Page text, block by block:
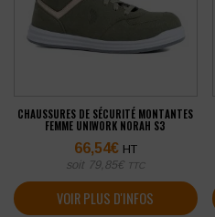
CHAUSSURES DE SÉCURITÉ MONTANTES
FEMME UNIWORK NORAH S3
66,54€ HT
soit 79,85€ TTC
VOIR PLUS D'INFOS